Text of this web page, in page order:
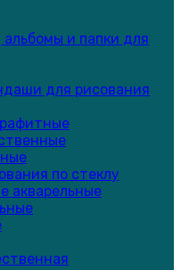
и папки для
для рисования
по стеклу
акварельные